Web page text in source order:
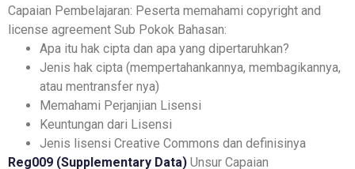
Capaian Pembelajaran: Peserta memahami copyright and
license agreement Sub Pokok Bahasan:
Apa itu hak cipta dan apa yang dipertaruhkan?
Jenis hak cipta (mempertahankannya, membagikannya,
atau mentransfer nya)
Memahami Perjanjian Lisensi
Keuntungan dari Lisensi
Jenis lisensi Creative Commons dan definisinya
Reg009 (Supplementary Data) Unsur Capaian